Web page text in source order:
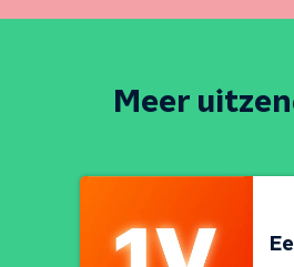
Meer